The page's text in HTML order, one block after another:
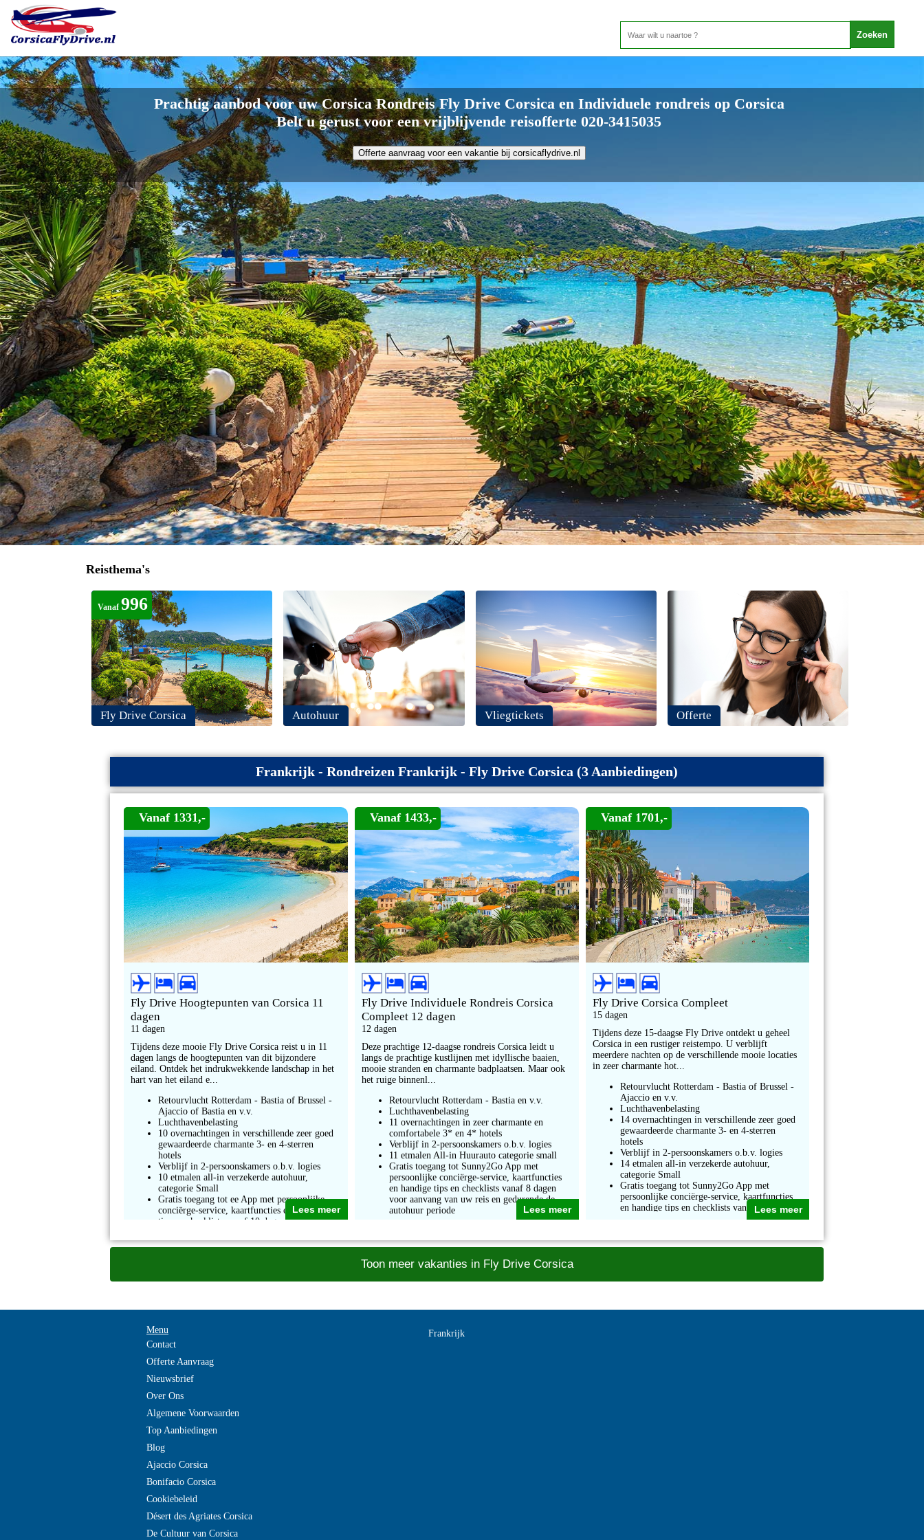
Prachtig aanbod voor uw Corsica Rondreis Fly Drive Corsica en Individuele rondreis op Corsica
Belt u gerust voor een vrijblijvende reisofferte 020-3415035
Offerte aanvraag voor een vakantie bij corsicaflydrive.nl
Reisthema's
Vanaf996
Fly Drive Corsica Autohuur Vliegtickets Offerte
Frankrijk - Rondreizen Frankrijk - Fly Drive Corsica (3 Aanbiedingen)
Vanaf 1331,-
Fly Drive Hoogtepunten van Corsica 11
dagen
11 dagen
Tijdens deze mooie Fly Drive Corsica reist u in 11
dagen langs de hoogtepunten van dit bijzondere
eiland. Ontdek het indrukwekkende landschap in het
hart van het eiland e...
Retourvlucht Rotterdam - Bastia of Brussel -
Ajaccio of Bastia en v.v.
Luchthavenbelasting
10 overnachtingen in verschillende zeer goed
gewaardeerde charmante 3- en 4-sterren
hotels
Verblijf in 2-persoonskamers o.b.v. logies
10 etmalen all-in verzekerde autohuur,
categorie Small
Gratis toegang tot ee App met persoonlijke
conciërge-service, kaartfuncties en handige
tips en checklists vanaf 10 dagen voor aanvang
Lees meer
Vanaf 1433,-
Fly Drive Individuele Rondreis Corsica
Compleet 12 dagen
12 dagen
Deze prachtige 12-daagse rondreis Corsica leidt u
langs de prachtige kustlijnen met idyllische baaien,
mooie stranden en charmante badplaatsen. Maar ook
het ruige binnenl...
Retourvlucht Rotterdam - Bastia en v.v.
Luchthavenbelasting
11 overnachtingen in zeer charmante en
comfortabele 3* en 4* hotels
Verblijf in 2-persoonskamers o.b.v. logies
11 etmalen All-in Huurauto categorie small
Gratis toegang tot Sunny2Go App met
persoonlijke conciërge-service, kaartfuncties
en handige tips en checklists vanaf 8 dagen
voor aanvang van uw reis en gedurende de
autohuur periode
Lees meer
Vanaf 1701,-
Fly Drive Corsica Compleet
15 dagen
Tijdens deze 15-daagse Fly Drive ontdekt u geheel
Corsica in een rustiger reistempo. U verblijft
meerdere nachten op de verschillende mooie locaties
in zeer charmante hot...
Retourvlucht Rotterdam - Bastia of Brussel -
Ajaccio en v.v.
Luchthavenbelasting
14 overnachtingen in verschillende zeer goed
gewaardeerde charmante 3- en 4-sterren
hotels
Verblijf in 2-persoonskamers o.b.v. logies
14 etmalen all-in verzekerde autohuur,
categorie Small
Gratis toegang tot Sunny2Go App met
persoonlijke conciërge-service, kaartfuncties
en handige tips en checklists vanaf 10 dagen
voor aanvang van uw reis en gedurende de
Lees meer
Toon meer vakanties in Fly Drive Corsica
Menu
Contact
Offerte Aanvraag
Nieuwsbrief
Over Ons
Algemene Voorwaarden
Top Aanbiedingen
Blog
Ajaccio Corsica
Bonifacio Corsica
Cookiebeleid
Désert des Agriates Corsica
De Cultuur van Corsica
Frankrijk